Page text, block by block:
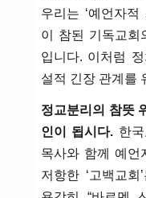
우리는 ‘예언자적
이 참된 기독교회
입니다. 이처럼
설적 긴장 관계를
정교분리의 참뜻
인이 됩시다. 한
목사와 함께 예언
저항한 ‘고백교